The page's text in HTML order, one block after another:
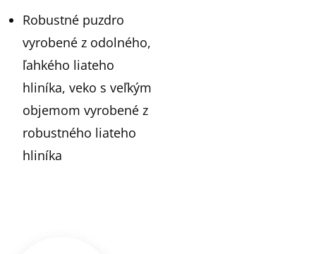
Robustné puzdro
vyrobené z odolného,
ľahkého liateho
hliníka, veko s veľkým
objemom vyrobené z
robustného liateho
hliníka